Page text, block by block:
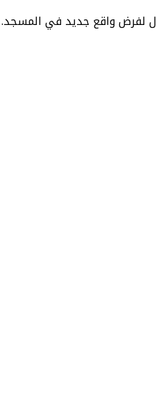
لفرض واقع جديد في المسجد.